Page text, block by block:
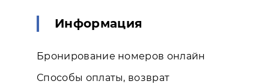
Информация
Бронирование номеров онлайн
Способы оплаты, возврат